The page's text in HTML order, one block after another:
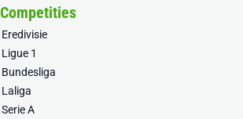
Competities
Eredivisie
Ligue 1
Bundesliga
Laliga
Serie A